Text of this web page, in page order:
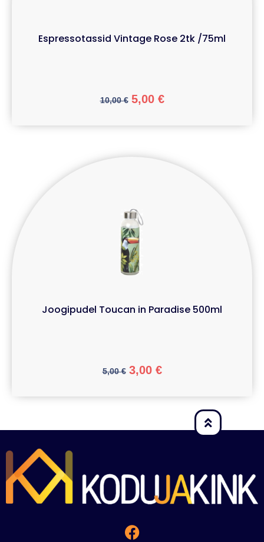
Espressotassid Vintage Rose 2tk /75ml
10,00€ 5,00 €
Joogipudel Toucan in Paradise 500ml
5,00€ 3,00 €